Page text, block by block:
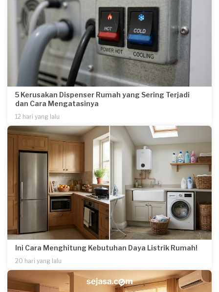
5 Kerusakan Dispenser Rumah yang Sering Terjadi
dan Cara Mengatasinya
12 hari yang lalu
Ini Cara Menghitung Kebutuhan Daya Listrik Rumah!
20 hari yang lalu